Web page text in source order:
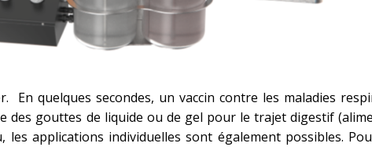
En quelques secondes, un vaccin contre les maladies
des gouttes de liquide ou de gel pour le trajet digestif
les applications individuelles sont également possibles.